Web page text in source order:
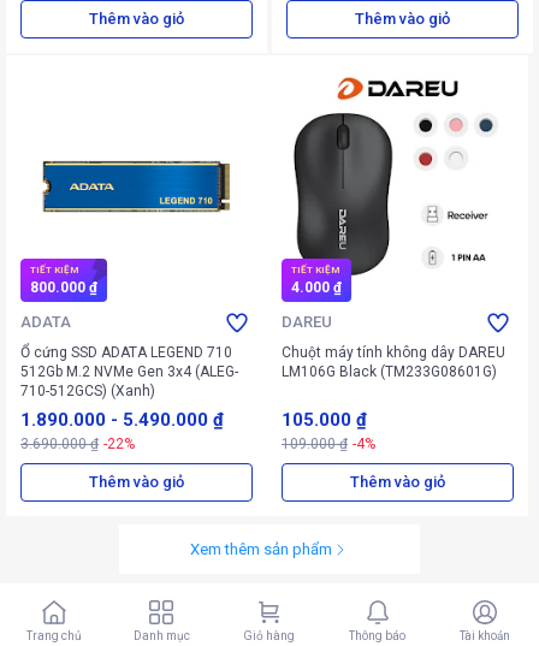
Thêm vào giỏ Thêm vào giỏ
TIẾT KIỆM
800.000 ₫
ADATA
Ổ cứng SSD ADATA LEGEND 710
512Gb M.2 NVMe Gen 3x4 (ALEG-
710-512GCS) (Xanh)
1.890.000 - 5.490.000 ₫
3.690.000 ₫ -22%
Thêm vào giỏ
TIẾT KIỆM
4.000 ₫
DAREU
Chuột máy tính không dây DAREU
LM106G Black (TM233G08601G)
105.000 ₫
109.000 ₫ -4%
Thêm vào giỏ
Xem thêm sản phẩm
Trang chủ Danh mục Giỏ hàng Thông báo Tài khoản